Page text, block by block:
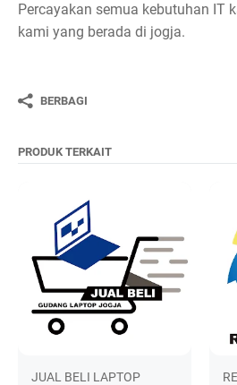
Percayakan semua kebutuhan IT
kami yang berada di jogja.
BERBAGI
PRODUK TERKAIT
JUAL BELI LAPTOP